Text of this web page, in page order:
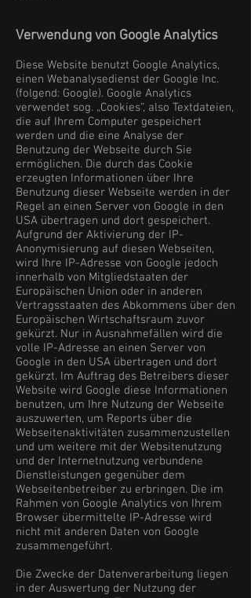
Verwendung von Google Analytics
Diese Website benutzt Google Analytics,
einen Webanalysedienst der Google Inc.
(folgend: Google). Google Analytics
verwendet sog. „Cookies“, also Textdateien,
die auf Ihrem Computer gespeichert
werden und die eine Analyse der
Benutzung der Webseite durch Sie
ermöglichen. Die durch das Cookie
erzeugten Informationen über Ihre
Benutzung dieser Webseite werden in der
Regel an einen Server von Google in den
USA übertragen und dort gespeichert.
Aufgrund der Aktivierung der IP-
Anonymisierung auf diesen Webseiten,
wird Ihre IP-Adresse von Google jedoch
innerhalb von Mitgliedstaaten der
Europäischen Union oder in anderen
Vertragsstaaten des Abkommens über den
Europäischen Wirtschaftsraum zuvor
gekürzt. Nur in Ausnahmefällen wird die
volle IP-Adresse an einen Server von
Google in den USA übertragen und dort
gekürzt. Im Auftrag des Betreibers dieser
Website wird Google diese Informationen
benutzen, um Ihre Nutzung der Webseite
auszuwerten, um Reports über die
Webseitenaktivitäten zusammenzustellen
und um weitere mit der Websitenutzung
und der Internetnutzung verbundene
Dienstleistungen gegenüber dem
Webseitenbetreiber zu erbringen. Die im
Rahmen von Google Analytics von Ihrem
Browser übermittelte IP-Adresse wird
nicht mit anderen Daten von Google
zusammengeführt.
Die Zwecke der Datenverarbeitung liegen
in der Auswertung der Nutzung der